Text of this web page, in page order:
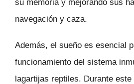
su memoria y mejorando sus
navegación y caza.
Además, el sueño es esencial
funcionamiento del sistema
lagartijas reptiles. Durante este